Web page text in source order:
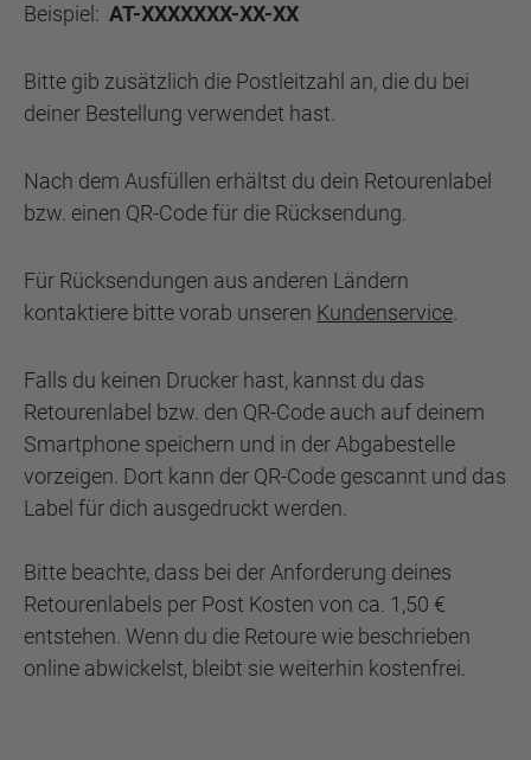
Beispiel: AT-XXXXXXX-XX-XX
Bitte gib zusätzlich die Postleitzahl an, die du bei
deiner Bestellung verwendet hast.
Nach dem Ausfüllen erhältst du dein Retourenlabel
bzw. einen QR-Code für die Rücksendung.
Für Rücksendungen aus anderen Ländern
kontaktiere bitte vorab unseren Kundenservice
Falls du keinen Drucker hast, kannst du das
Retourenlabel bzw. den QR-Code auch auf deinem
Smartphone speichern und in der Abgabestelle
vorzeigen. Dort kann der QR-Code gescannt und das
Label für dich ausgedruckt werden.
Bitte beachte, dass bei der Anforderung deines
Retourenlabels per Post Kosten von ca. 1,50 €
entstehen. Wenn du die Retoure wie beschrieben
online abwickelst, bleibt sie weiterhin kostenfrei.